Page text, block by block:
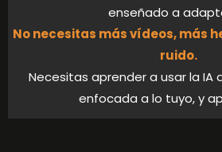
enseñado a
No necesitas más vídeos, más
ruido.
Necesitas aprender a usar la IA
enfocada a lo tuyo, y